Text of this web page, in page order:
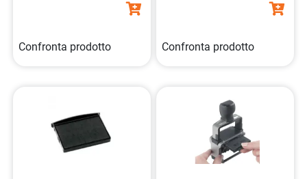
Confronta prodotto Confronta prodotto